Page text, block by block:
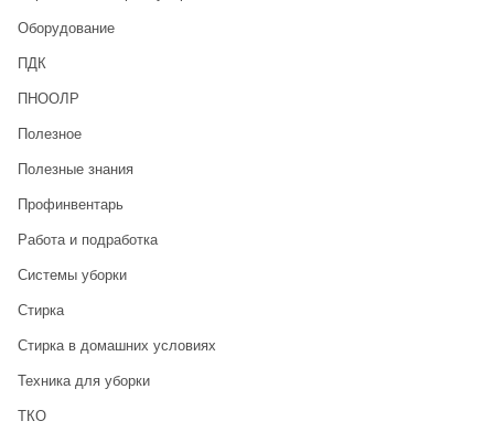
Оборудование
ПДК
ПНООЛР
Полезное
Полезные знания
Профинвентарь
Работа и подработка
Системы уборки
Стирка
Стирка в домашних условиях
Техника для уборки
ТКО